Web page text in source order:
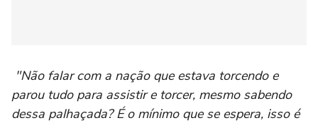
"Não falar com a nação que estava torcendo e
parou tudo para assistir e torcer, mesmo sabendo
dessa palhaçada? É o mínimo que se espera, isso é